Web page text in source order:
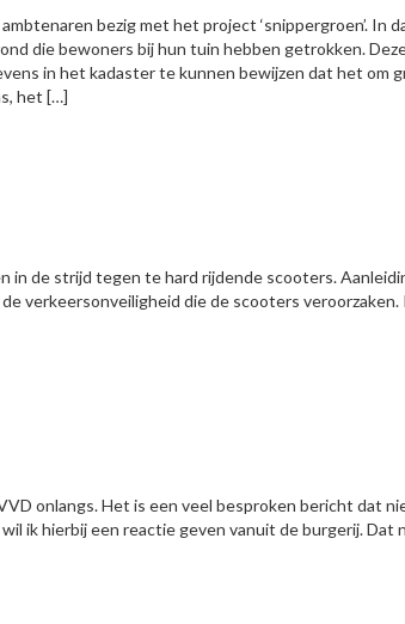
bezig met het project ‘snippergroen’. In
die bewoners bij hun tuin hebben getrokken.
in het kadaster te kunnen bewijzen dat het om
het […]
in de strijd tegen te hard rijdende scooters.
verkeersonveiligheid die de scooters veroorzaken.
onlangs. Het is een veel besproken bericht dat
ik hierbij een reactie geven vanuit de burgerij. Dat